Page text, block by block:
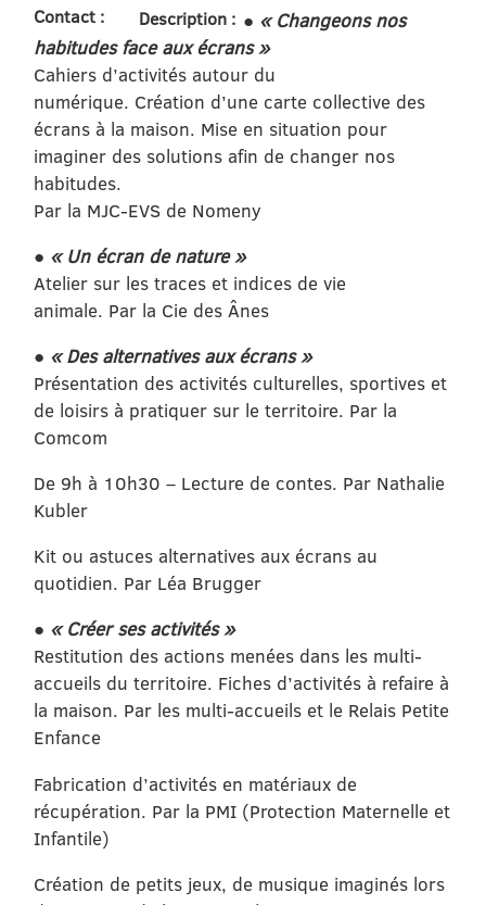
Contact :
Description : ● « Changeons nos
habitudes face aux écrans »
Cahiers d’activités autour du
numérique. Création d’une carte collective des
écrans à la maison. Mise en situation pour
imaginer des solutions afin de changer nos
habitudes.
Par la MJC-EVS de Nomeny
● « Un écran de nature »
Atelier sur les traces et indices de vie
animale. Par la Cie des Ânes
● « Des alternatives aux écrans »
Présentation des activités culturelles, sportives et
de loisirs à pratiquer sur le territoire. Par la
Comcom
De 9h à 10h30 – Lecture de contes. Par Nathalie
Kubler
Kit ou astuces alternatives aux écrans au
quotidien. Par Léa Brugger
● « Créer ses activités »
Restitution des actions menées dans les multi-
accueils du territoire. Fiches d’activités à refaire à
la maison. Par les multi-accueils et le Relais Petite
Enfance
Fabrication d’activités en matériaux de
récupération. Par la PMI (Protection Maternelle et
Infantile)
Création de petits jeux, de musique imaginés lors